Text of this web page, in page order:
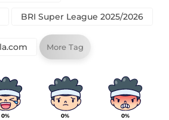
BRI Super League 2025/2026
More Tag
0% 0% 0%